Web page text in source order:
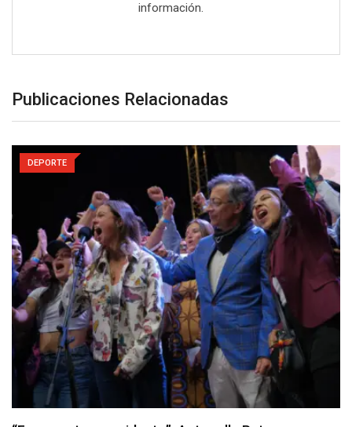
información.
Publicaciones Relacionadas
DEPORTE